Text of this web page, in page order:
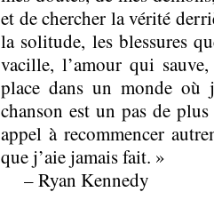
et de chercher la vérité
la solitude, les blessures
vacille, l’amour qui
place dans un monde où
chanson est un pas de
appel à recommencer
que j’aie jamais fait. »
– Ryan Kennedy